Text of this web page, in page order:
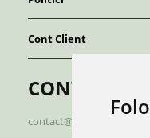
Cont Client
CONTACT
contact@redboutique.ro